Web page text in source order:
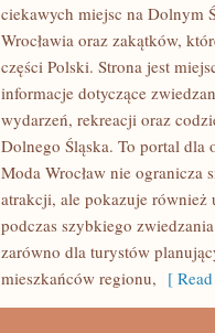
ciekawych miejsc na Dolnym
Wrocławia oraz zakątków,
części Polski. Strona jest
informacje dotyczące
wydarzeń, rekreacji oraz
Dolnego Śląska. To portal
Moda Wrocław nie ogranicza
atrakcji, ale pokazuje również
podczas szybkiego
zarówno dla turystów
mieszkańców regionu, [